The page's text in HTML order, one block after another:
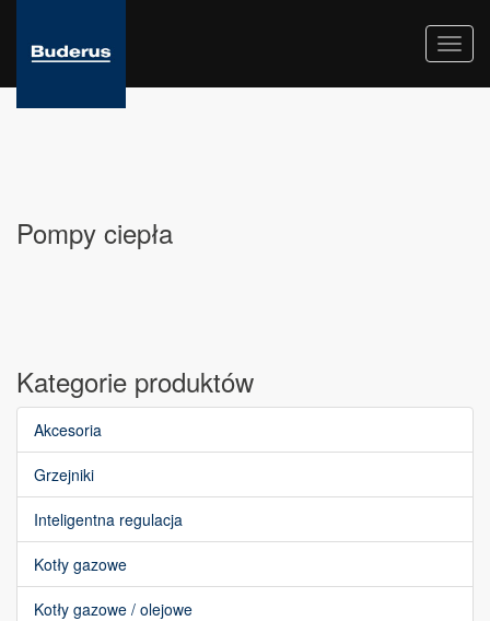
Pompy ciepła
Kategorie produktów
Akcesoria
Grzejniki
Inteligentna regulacja
Kotły gazowe
Kotły gazowe / olejowe